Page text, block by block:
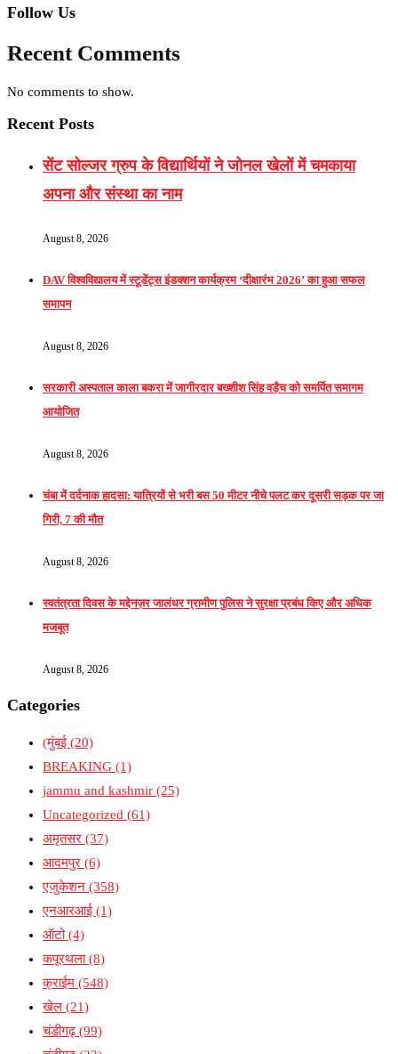
Follow Us
Recent Comments
No comments to show.
Recent Posts
सेंट सोल्जर ग्रुप के विद्यार्थियों ने जोनल खेलों में चमकाया
अपना और संस्था का नाम
August 8, 2026
DAV विश्वविद्यालय में स्टूडेंट्स इंडक्शन कार्यक्रम ‘दीक्षारंभ 2026’ का हुआ सफल
समापन
August 8, 2026
सरकारी अस्पताल काला बकरा में जागीरदार बख्शीश सिंह वड़ैच को समर्पित समागम
आयोजित
August 8, 2026
चंबा में दर्दनाक हादसा: यात्रियों से भरी बस 50 मीटर नीचे पलट कर दूसरी सड़क पर जा
गिरी, 7 की मौत
August 8, 2026
स्वतंत्रता दिवस के मद्देनज़र जालंधर ग्रामीण पुलिस ने सुरक्षा प्रबंध किए और अधिक
मजबूत
August 8, 2026
Categories
(मुंबई (20)
BREAKING (1)
jammu and kashmir (25)
Uncategorized (61)
अमृतसर (37)
आदमपुर (6)
एजुकेशन (358)
एनआरआई (1)
ऑटो(4)
कपूरथला(8)
क्राईम (548)
खेल (21)
चंडीगढ़(99)